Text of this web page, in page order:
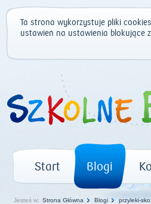
Ta strona wykorzystuje pliki
ustawień na ustawienia blokujące
Start Blogi
Jesteś w: Strona Główna Blogi przyleki-sko